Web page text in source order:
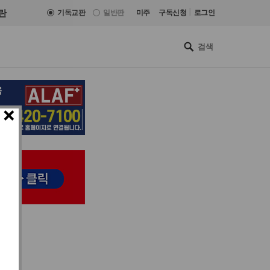
기독교판 일반판 미주 구독신청 로그인
×